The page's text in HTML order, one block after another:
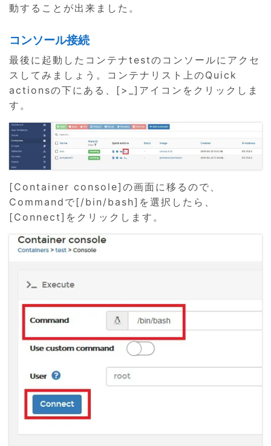
動することが出来ました。
コンソール接続
最後に起動したコンテナtestのコンソールにアクセ
スしてみましょう。コンテナリスト上のQuick
actionsの下にある、[>_]アイコンをクリックしま
す。
[Container console]の画面に移るので、
Commandで[/bin/bash]を選択したら、
[Connect]をクリックします。